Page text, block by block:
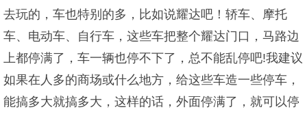
去玩的，车也特别的多，比如说耀达吧！轿车、摩托
车、电动车、自行车，这些车把整个耀达门口，马路边
上都停满了，车一辆也停不下了，总不能乱停吧!我建议
如果在人多的商场或什么地方，给这些车造一些停车，
能搞多大就搞多大，这样的话，外面停满了，就可以停